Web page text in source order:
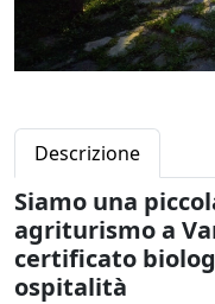
Descrizione
Siamo una
agriturismo a
certificato
ospitalità